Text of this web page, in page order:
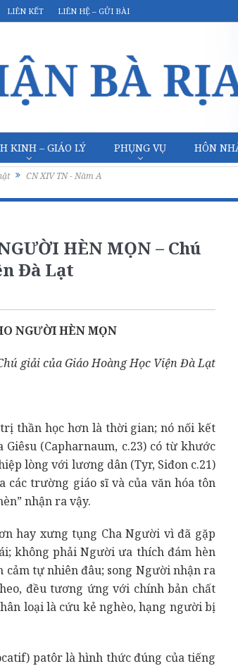
LIÊN KẾT LIÊN HỆ – GỬI BÀI
KINH – GIÁO LÝ PHỤNG VỤ HÔN
CN XIV TN - Năm A
HÈN MỌN – Chú
Đà Lạt
NGƯỜI HÈN MỌN
giải của Giáo Hoàng Học Viện Đà Lạt
thần học hơn là thời gian; nó nối kết
(Capharnaum, c.23) có từ khước
lòng với lương dân (Tyr, Siđon c.21)
các trường giáo sĩ và của văn hóa tôn
nhận ra vậy.
hay xưng tụng Cha Người vì đã gặp
không phải Người ưa thích đám hèn
tự nhiên đâu; song Người nhận ra
đều tương ứng với chính bản chất
loại là cứu kẻ nghèo, hạng người bị
patôr là hình thức đúng của tiếng